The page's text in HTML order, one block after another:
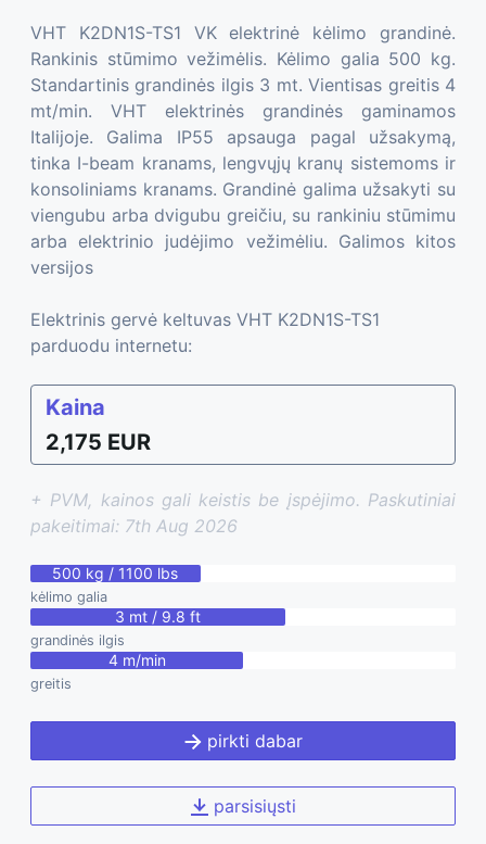
VHT K2DN1S-TS1 VK elektrinė kėlimo grandinė.
Rankinis stūmimo vežimėlis. Kėlimo galia 500 kg.
Standartinis grandinės ilgis 3 mt. Vientisas greitis 4
mt/min. VHT elektrinės grandinės gaminamos
Italijoje. Galima IP55 apsauga pagal užsakymą,
tinka I-beam kranams, lengvųjų kranų sistemoms ir
konsoliniams kranams. Grandinė galima užsakyti su
viengubu arba dvigubu greičiu, su rankiniu stūmimu
arba elektrinio judėjimo vežimėliu. Galimos kitos
versijos
Elektrinis gervė keltuvas VHT K2DN1S-TS1
parduodu internetu:
Kaina
2,175 EUR
+ PVM, kainos gali keistis be įspėjimo. Paskutiniai
pakeitimai: 7th Aug 2026
500 kg / 1100 lbs
kėlimo galia
3 mt / 9.8 ft
grandinės ilgis
4 m/min
greitis
pirkti dabar
parsisiųsti